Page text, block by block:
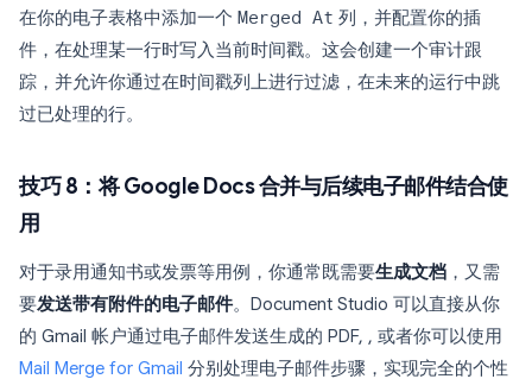
在你的电子表格中添加一个 Merged At 列，并配置你的插
件，在处理某一行时写入当前时间戳。这会创建一个审计跟
踪，并允许你通过在时间戳列上进行过滤，在未来的运行中跳
过已处理的行。
技巧 8：将 Google Docs 合并与后续电子邮件结合使
用
对于录用通知书或发票等用例，你通常既需要生成文档 ，又需
要发送带有附件的电子邮件。Document Studio 可以直接从你
的 Gmail 帐户通过电子邮件发送生成的 PDF, , 或者你可以使用
Mail Merge for Gmail 分别处理电子邮件步骤，实现完全的个性